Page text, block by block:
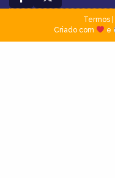
Termos|
Criado com
e